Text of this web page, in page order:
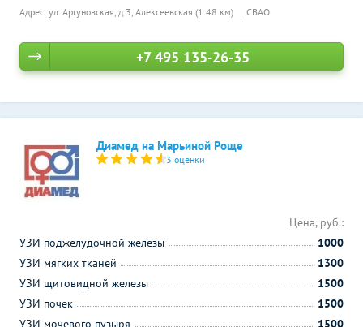
Адрес: ул. Аргуновская, д.3, Алексеевская (1.48 км) СВАО
+7 495 135-26-35
Диамед на Марьиной Роще
3 оценки
Цена, руб.:
УЗИ поджелудочной железы
1000
УЗИ мягких тканей
1300
УЗИ щитовидной железы
1500
УЗИ почек
1500
УЗИ мочевого пузыря
1500